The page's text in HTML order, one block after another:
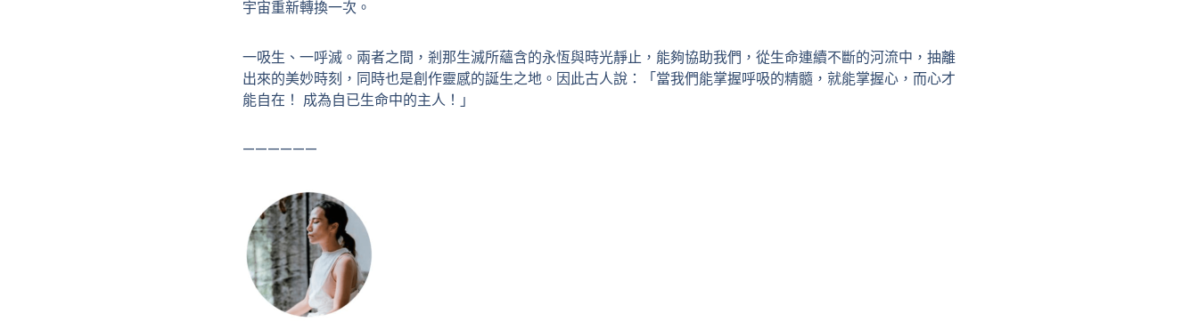
宇宙重新轉換一次。
一吸生、一呼滅。兩者之間，剎那生滅所蘊含的永恆與時光靜止，能夠協助我們，從生命連續不斷的河流中，抽離
出來的美妙時刻，同時也是創作靈感的誕生之地。因此古人說：「當我們能掌握呼吸的精髓，就能掌握心，而心才
能自在！ 成為自已生命中的主人！」
——————